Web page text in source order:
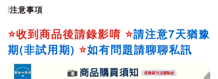
注意事項
⭐收到商品後請錄影唷 ⭐請注意7天猶豫
期(非試用期) ⭐如有問題請聊聊私訊